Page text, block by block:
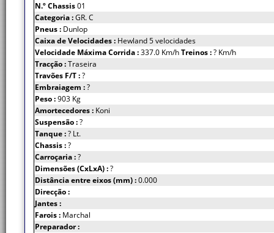
N.º Chassis01
Categoria :GR. C
Pneus : Dunlop
Caixa de Velocidades : Hewland 5 velocidades
Velocidade Máxima Corrida :337.0 Km/hTreinos :? Km/h
Tracção :Traseira
Travões F/T :?
Embraiagem :?
Peso :903 Kg
Amortecedores : Koni
Suspensão :?
Tanque :? Lt.
Chassis :?
Carroçaria :?
Dimensões (CxLxA) :?
Distância entre eixos (mm) :0.000
Direcção :
Jantes :
Farois : Marchal
Preparador :